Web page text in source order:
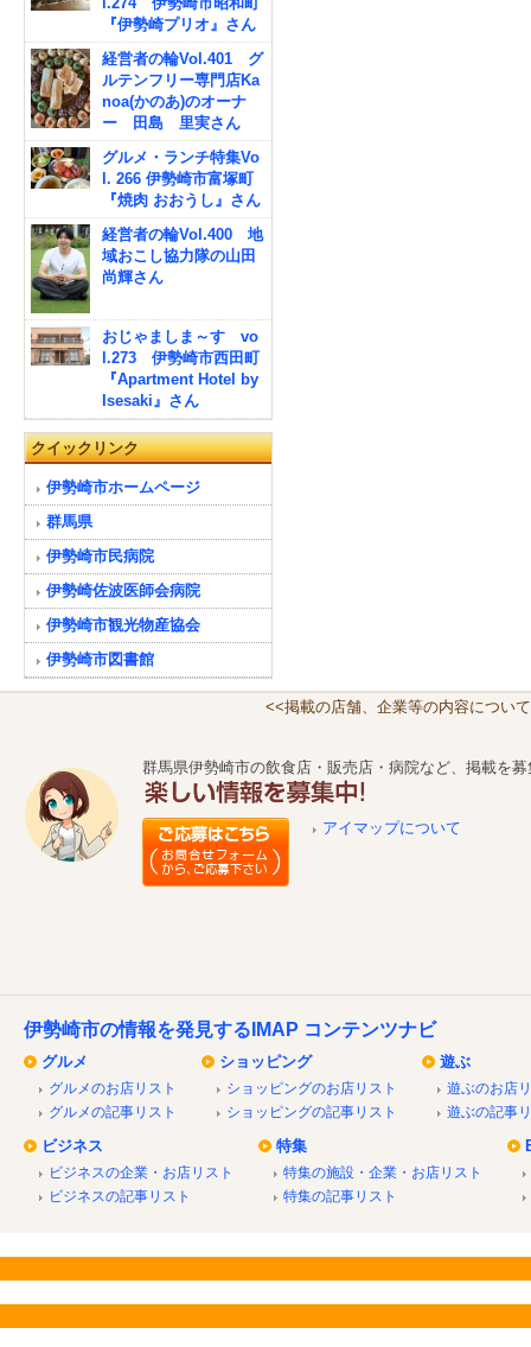
『伊勢崎プリオ』さん
経営者の輪Vol.401 グ
ルテンフリー専門店Ka
noa(かのあ)のオーナ
ー 田島 里実さん
グルメ・ランチ特集Vo
l. 266 伊勢崎市富塚町
『焼肉 おおうし』さん
経営者の輪Vol.400 地
域おこし協力隊の山田
尚輝さん
おじゃましま～す vo
l.273 伊勢崎市西田町
『Apartment Hotel by
Isesaki』さん
クイックリンク
伊勢崎市ホームページ
群馬県
伊勢崎市民病院
伊勢崎佐波医師会病院
伊勢崎市観光物産協会
伊勢崎市図書館
<<掲載の店舗、企業等の内容につい
群馬県伊勢崎市の飲食店・販売店・病院など、掲載を
アイマップについて
伊勢崎市の情報を発見するIMAP コンテンツナビ
グルメ
グルメのお店リスト
グルメの記事リスト
ショッピング
ショッピングのお店リスト
ショッピングの記事リスト
遊ぶ
遊ぶのお店
遊ぶの記事
ビジネス
ビジネスの企業・お店リスト
ビジネスの記事リスト
特集
特集の施設・企業・お店リスト
特集の記事リスト